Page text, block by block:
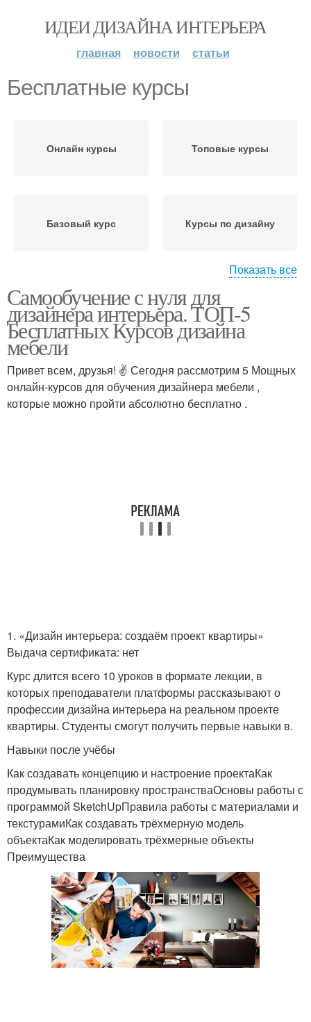
ИДЕИ ДИЗАЙНА ИНТЕРЬЕРА
главная новости статьи
Бесплатные курсы
Онлайн курсы Топовые курсы
Базовый курс Курсы по дизайну
Бесплатные онлайн-
курсы
Показать все
Самообучение с нуля для
дизайнера интерьера. ТОП-5
Бесплатных Курсов дизайна
мебели
Привет всем, друзья! ✌ Сегодня рассмотрим 5 Мощных
онлайн-курсов для обучения дизайнера мебели ,
которые можно пройти абсолютно бесплатно .
1. «Дизайн интерьера: создаём проект квартиры»
Выдача сертификата: нет
Курс длится всего 10 уроков в формате лекции, в
которых преподаватели платформы рассказывают о
профессии дизайна интерьера на реальном проекте
квартиры. Студенты смогут получить первые навыки в.
Навыки после учёбы
Как создавать концепцию и настроение проектаКак
продумывать планировку пространстваОсновы работы с
программой SketchUpПравила работы с материалами и
текстурамиКак создавать трёхмерную модель
объектаКак моделировать трёхмерные объекты
Преимущества